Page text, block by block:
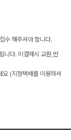
수 해주셔야 합니다.
니다. 미결제시 교환,반
요 (지정택배를 이용하셔